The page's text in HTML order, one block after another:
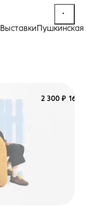
ВыставкиПушкинская
2 300 ₽ 16+